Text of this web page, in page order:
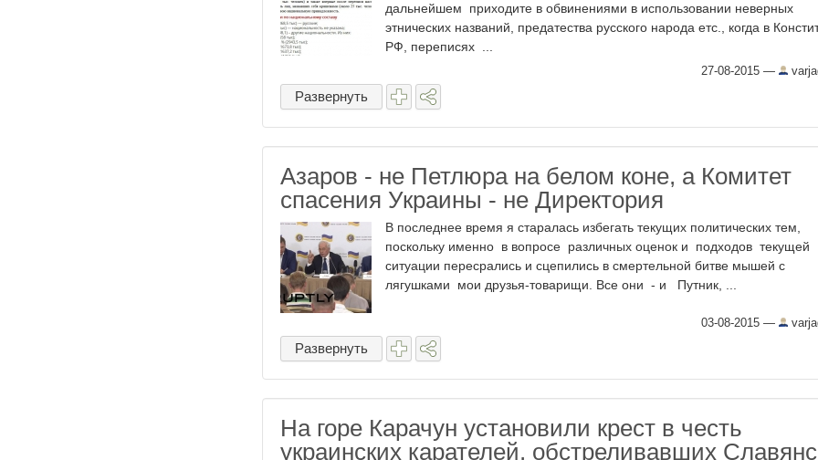
дальнейшем приходите в обвинениями в использовании неверных
этнических названий, предатества русского народа етс., когда в
РФ, переписях ...
27-08-2015 —
Развернуть
Азаров - не Петлюра на белом коне, а Комитет
спасения Украины - не Директория
В последнее время я старалась избегать текущих политических тем,
поскольку именно в вопросе различных оценок и подходов текущей
ситуации пересрались и сцепились в смертельной битве мышей с
лягушками мои друзья-товарищи. Все они - и Путник, ...
03-08-2015 —
Развернуть
На горе Карачун установили крест в честь
украинских карателей, обстреливавших